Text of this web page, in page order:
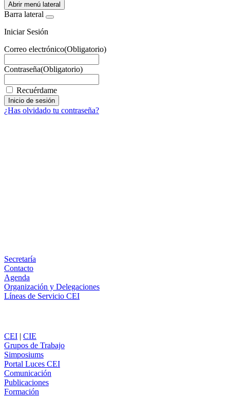
Abrir menú lateral
Barra lateral
Iniciar Sesión
Correo electrónico(Obligatorio)
Contraseña(Obligatorio)
Recuérdame
¿Has olvidado tu contraseña?
Secretaría
Contacto
Agenda
Organización y Delegaciones
Líneas de Servicio CEI
CEI | CIE
Grupos de Trabajo
Simposiums
Portal Luces CEI
Comunicación
Publicaciones
Formación